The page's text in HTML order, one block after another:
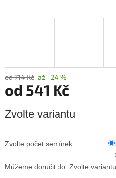
od 714 Kč až –24 %
od 541 Kč
cena:
Zvolte variantu
Zvolte počet semínek
Můžeme doručit do: Zvolte variantu